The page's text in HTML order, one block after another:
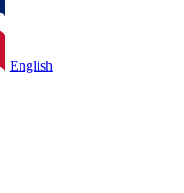
English